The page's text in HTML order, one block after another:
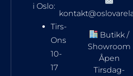
i Oslo:
Tirs-
Ons
10-
17
Butikk /
Showroom
Åpen
Tirsdag-